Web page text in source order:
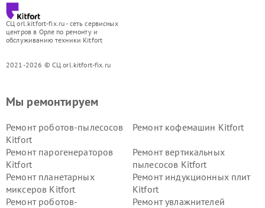
СЦ orl.kitfort-fix.ru - сеть сервисных
центров в Орле по ремонту и
обслуживанию техники Kitfort
2021-2026 © СЦ orl.kitfort-fix.ru
Мы ремонтируем
Ремонт роботов-пылесосов
Kitfort
Ремонт кофемашин Kitfort
Ремонт парогенераторов
Kitfort
Ремонт вертикальных
пылесосов Kitfort
Ремонт планетарных
миксеров Kitfort
Ремонт индукционных плит
Kitfort
Ремонт роботов-
Ремонт увлажнителей